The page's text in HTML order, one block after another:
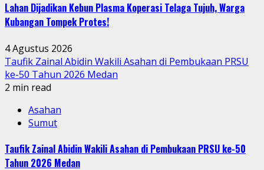
Lahan Dijadikan Kebun Plasma Koperasi Telaga Tujuh, Warga
Kubangan Tompek Protes!
4 Agustus 2026
Taufik Zainal Abidin Wakili Asahan di Pembukaan PRSU
ke-50 Tahun 2026 Medan
2 min read
Asahan
Sumut
Taufik Zainal Abidin Wakili Asahan di Pembukaan PRSU ke-50
Tahun 2026 Medan